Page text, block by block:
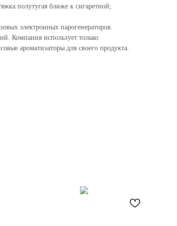
полутугая ближе к сигаретной;
электронных парогенераторов.
Компания использует только
ароматизаторы для своего продукта.